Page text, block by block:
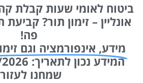
ביטוח לאומי שעות קבלת
אונליין – זימון תור?
פה!
מידע, אינפורמציה וגם
שמחנו